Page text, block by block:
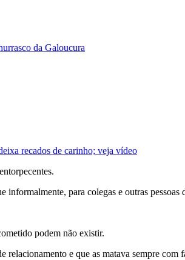
da Galoucura
recados de carinho; veja vídeo
informalmente, para colegas e outras
podem não existir.
e que as matava sempre com